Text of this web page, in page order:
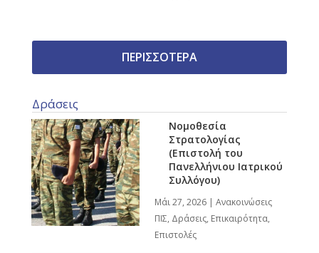
ΠΕΡΙΣΣΟΤΕΡΑ
Δράσεις
Νομοθεσία
Στρατολογίας
(Επιστολή του
Πανελλήνιου Ιατρικού
Συλλόγου)
Μάι 27, 2026| Ανακοινώσεις
ΠΙΣ, Δράσεις, Επικαιρότητα,
Επιστολές